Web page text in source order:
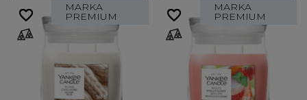
MARKA
PREMIUM
favorite_border
favorite_border MARKA
PREMIUM
favorite_border
favorite_border